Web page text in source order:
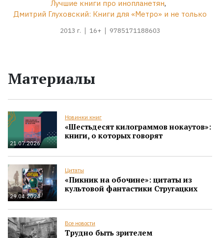
Лучшие книги про инопланетян,
Дмитрий Глуховский: Книги для «Метро» и не только
2013 г. 16+ 9785171188603
Материалы
21.07.2026
Новинки книг
«Шестьдесят килограммов нокаутов»:
книги, о которых говорят
29.04.2024
Цитаты
«Пикник на обочине»: цитаты из
культовой фантастики Стругацких
Все новости
Трудно быть зрителем